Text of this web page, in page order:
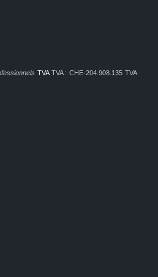
TVATVA : CHE-204.908.135 TVA